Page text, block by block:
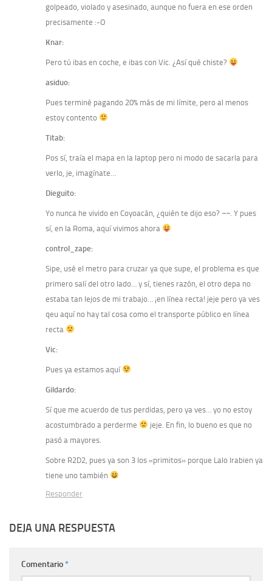
golpeado, violado y asesinado, aunque no fuera en ese orden
precisamente :-O
Knar:
Pero tú ibas en coche, e ibas con Vic. ¿Así qué chiste?
asiduo:
Pues terminé pagando 20% más de mi límite, pero al menos
estoy contento
Titab:
Pos sí, traía el mapa en la laptop pero ni modo de sacarla para
verlo, je, imagínate…
Dieguito:
Yo nunca he vivido en Coyoacán, ¿quién te dijo eso? ¬¬. Y pues
sí, en la Roma, aquí vivimos ahora
control_zape:
Sipe, usé el metro para cruzar ya que supe, el problema es que
primero salí del otro lado… y sí, tienes razón, el otro depa no
estaba tan lejos de mi trabajo… ¡en línea recta! jeje pero ya ves
qeu aquí no hay tal cosa como el transporte público en línea
recta
Vic:
Pues ya estamos aquí
Gildardo:
Sí que me acuerdo de tus perdidas, pero ya ves… yo no estoy
acostumbrado a perderme
jeje. En fin, lo bueno es que no
pasó a mayores.
Sobre R2D2, pues ya son 3 los «primitos» porque Lalo Irabien ya
tiene uno también
Responder
DEJA UNA RESPUESTA
Comentario*